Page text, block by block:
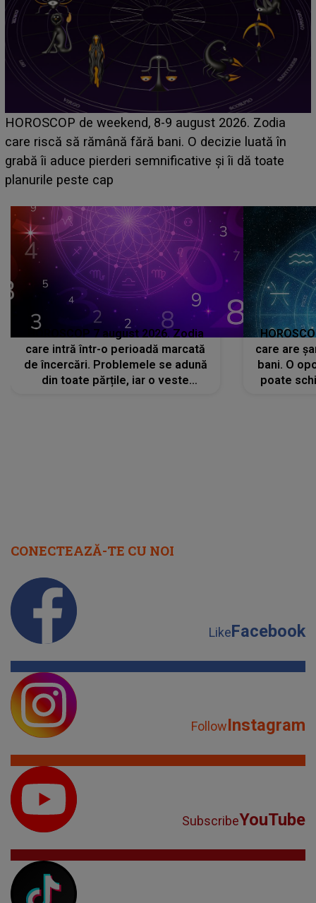
Emanuel a ținut ACEST DETALIU ASCUNS până
acum! În fața Alexandrei, concurentul din Casa Iubirii
face o MĂRTURISIRE NEAȘTEPTATĂ despre mama
sa: "I-am spus și ei în față, eu nu te iubesc pentru
HOROSCOP 7 august 2026. Zodia
care intră într-o perioadă marcată
de încercări. Problemele se adună
din toate părțile, iar o veste
care are
bani. O
poate
CONECTEAZĂ-TE CU NOI
LikeFacebook
FollowInstagram
SubscribeYouTube